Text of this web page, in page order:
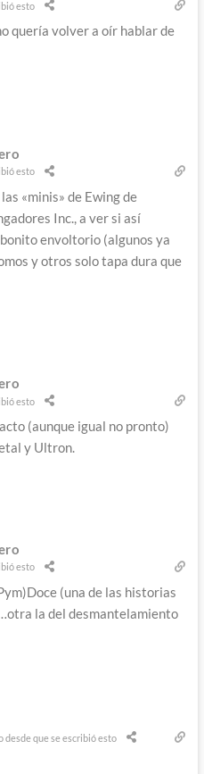
esto
quería volver a oír hablar de
esto
«minis» de Ewing de
Inc., a ver si así
envoltorio (algunos ya
y otros solo tapa dura que
esto
(aunque igual no pronto)
y Ultron.
esto
(una de las historias
la del desmantelamiento
desde que se escribió esto